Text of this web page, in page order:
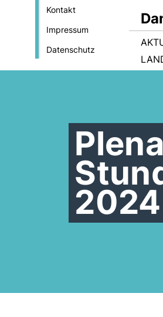
Kontakt
Impressum
Datenschutz